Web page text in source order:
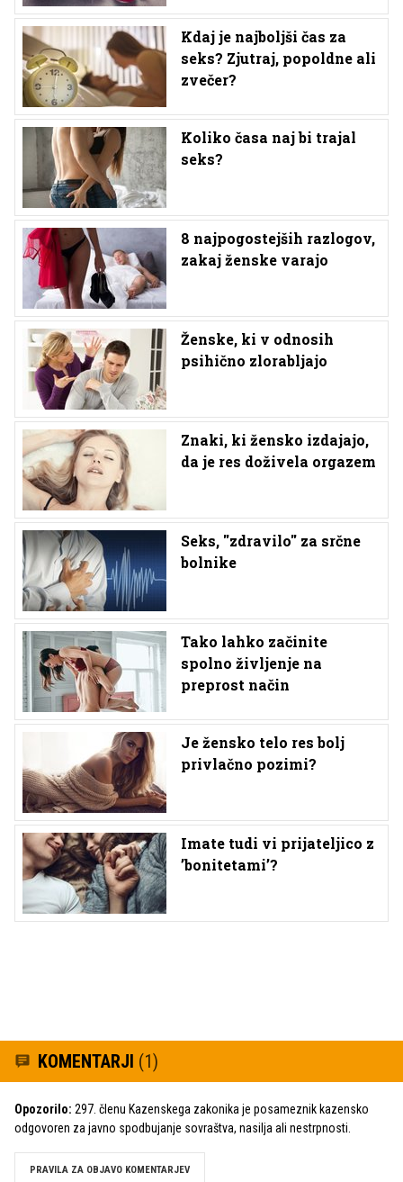
Kdaj je najboljši čas za
seks? Zjutraj, popoldne ali
zvečer?
Koliko časa naj bi trajal
seks?
8 najpogostejših razlogov,
zakaj ženske varajo
Ženske, ki v odnosih
psihično zlorabljajo
Znaki, ki žensko izdajajo,
da je res doživela orgazem
Seks, ''zdravilo'' za srčne
bolnike
Tako lahko začinite
spolno življenje na
preprost način
Je žensko telo res bolj
privlačno pozimi?
Imate tudi vi prijateljico z
’bonitetami’?
KOMENTARJI (1)
Opozorilo: 297. členu Kazenskega zakonika je posameznik kazensko
odgovoren za javno spodbujanje sovraštva, nasilja ali nestrpnosti.
PRAVILA ZA OBJAVO KOMENTARJEV